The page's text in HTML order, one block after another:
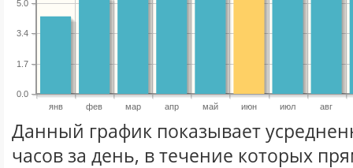
янв фев мар апр май июн июл авг
0.0
1.7
3.4
5.0
Данный график показывает
часов за день, в течение которых